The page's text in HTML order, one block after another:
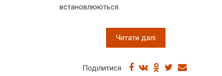
встановлюються.
Читати далі
Поділитися